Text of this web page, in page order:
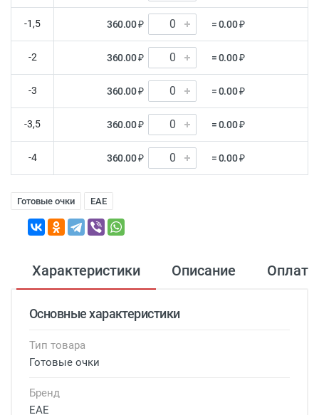
-1,5 360.00 ₽ = 0.00 ₽
-2 360.00 ₽ = 0.00 ₽
-3 360.00 ₽ = 0.00 ₽
-3,5 360.00 ₽ = 0.00 ₽
-4 360.00 ₽ = 0.00 ₽
Готовые очки EAE
Характеристики Описание Оплата
Основные характеристики
Тип товара
Готовые очки
Бренд
EAE